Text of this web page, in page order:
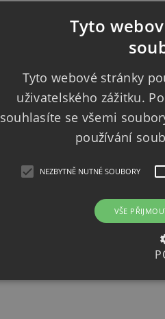
Tyto
Tyto webové stránky
uživatelského zážitku.
souhlasíte se všemi
používání
NEZBYTNĚ NUTNÉ SOUBORY
VŠE